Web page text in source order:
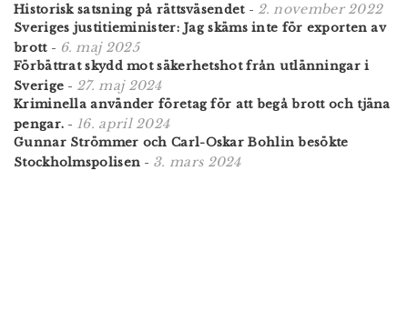
Historisk satsning på rättsväsendet- 2. november 2022
Sveriges justitieminister: Jag skäms inte för exporten av
brott- 6. maj 2025
Förbättrat skydd mot säkerhetshot från utlänningar i
Sverige - 27. maj 2024
Kriminella använder företag för att begå brott och tjäna
pengar. - 16. april 2024
Gunnar Strömmer och Carl-Oskar Bohlin besökte
Stockholmspolisen - 3. mars 2024